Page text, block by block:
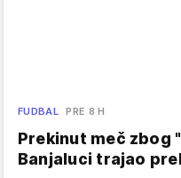
FUDBAL PRE 8 H
Prekinut meč zbog
Banjaluci trajao